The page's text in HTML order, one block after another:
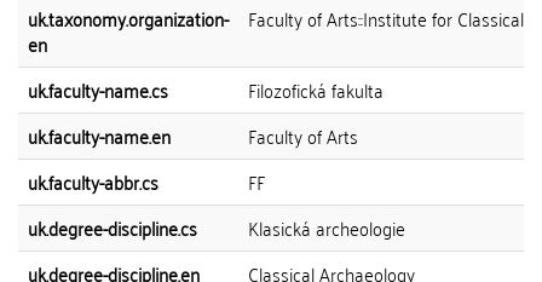
uk.taxonomy.organization-
en
Faculty of Arts::Institute for Classical
uk.faculty-name.cs
Filozofická fakulta
uk.faculty-name.en
Faculty of Arts
uk.faculty-abbr.cs
FF
uk.degree-discipline.cs
Klasická archeologie
uk.degree-discipline.en
Classical Archaeology